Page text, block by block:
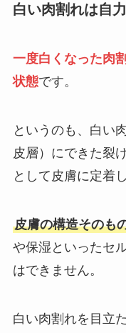
白い肉割れは自
一度白くなった肉
状態です。
というのも、白い
皮層）にできた裂
として皮膚に定着
皮膚の構造そのも
や保湿といったセ
はできません。
白い肉割れを目立